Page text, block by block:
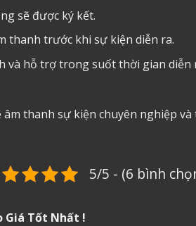
sẽ được ký kết.
thanh trước khi sự kiện diễn ra.
và hỗ trợ trong suốt thời gian diễn
âm thanh sự kiện chuyên nghiệp và
5/5 - (6 bình
Giá Tốt Nhất !